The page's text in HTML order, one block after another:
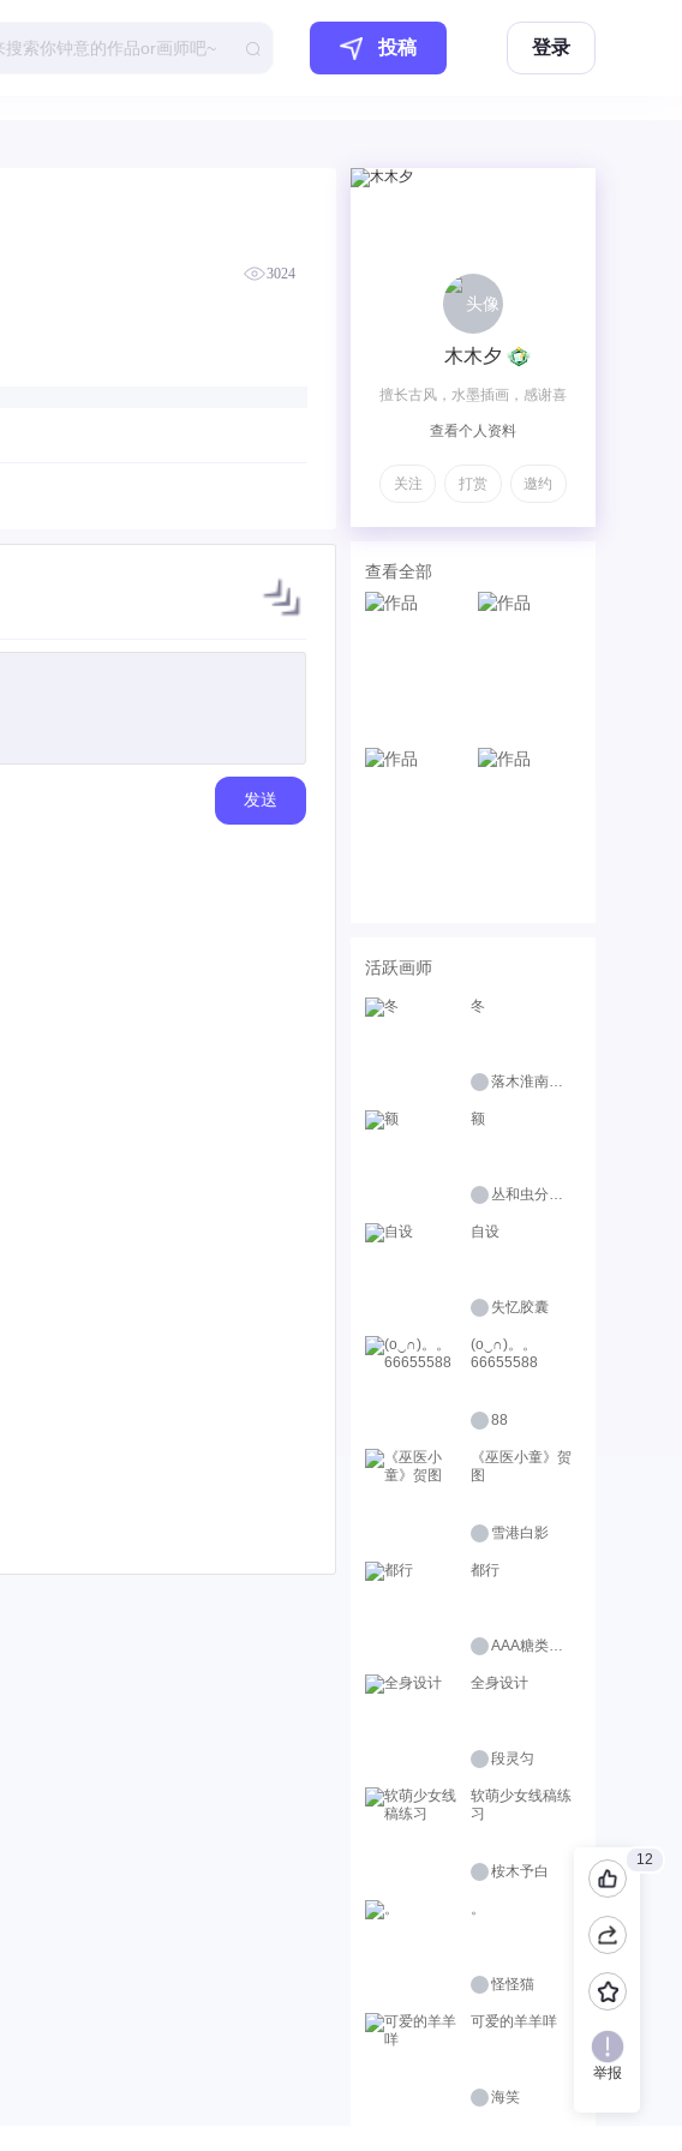
投稿 登录
3024
发送
木木夕
擅长古风，水墨插画，感谢喜
欢
查看个人资料
关注 打赏 邀约
查看全部
活跃画师
冬
落木淮南（接稿）
额
丛和虫分清楚点啊
自设
失忆胶囊
(o‿∩)。。
66655588
88
《巫医小童》贺
图
雪港白影
都行
AAA糖类批发商
全身设计
段灵匀
软萌少女线稿练
习
桉木予白
。
怪怪猫
可爱的羊羊咩
海笑
12
举报